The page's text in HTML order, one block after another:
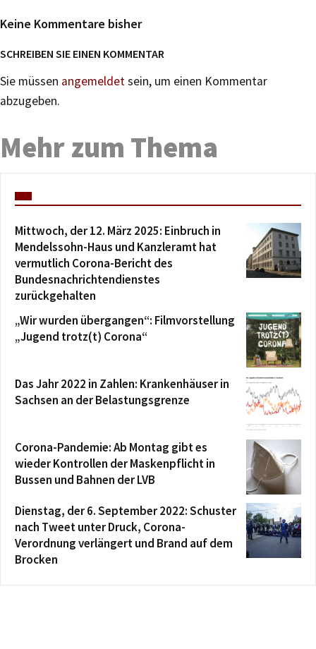
Keine Kommentare bisher
SCHREIBEN SIE EINEN KOMMENTAR
Sie müssen angemeldetsein, um einen Kommentar
abzugeben.
Mehr zum Thema
Mittwoch, der 12. März 2025: Einbruch in
Mendelssohn-Haus und Kanzleramt hat
vermutlich Corona-Bericht des
Bundesnachrichtendienstes
zurückgehalten
„Wir wurden übergangen“: Filmvorstellung
„Jugend trotz(t) Corona“
Das Jahr 2022 in Zahlen: Krankenhäuser in
Sachsen an der Belastungsgrenze
Corona-Pandemie: Ab Montag gibt es
wieder Kontrollen der Maskenpflicht in
Bussen und Bahnen der LVB
Dienstag, der 6. September 2022: Schuster
nach Tweet unter Druck, Corona-
Verordnung verlängert und Brand auf dem
Brocken